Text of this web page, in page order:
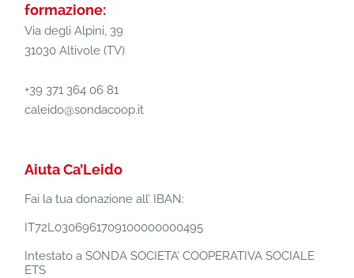
formazione:
Via degli Alpini, 39
31030 Altivole (TV)
+39 371 364 06 81
caleido@sondacoop.it
Aiuta Ca’Leido
Fai la tua donazione all’ IBAN:
IT72L0306961709100000000495
Intestato a SONDA SOCIETA’ COOPERATIVA SOCIALE
ETS